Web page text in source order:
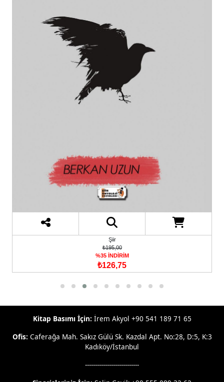
Şiir
₺195,00
%35 İNDİRİM
₺126,75
Kitap Basımı İçin: İrem Akyol +90 541 189 71 65
Ofis: Caferağa Mah. Sakız Gülü Sk. Kazdal Apt. No:28, D:5, K:3
Kadıköy/İstanbul
---------------------------